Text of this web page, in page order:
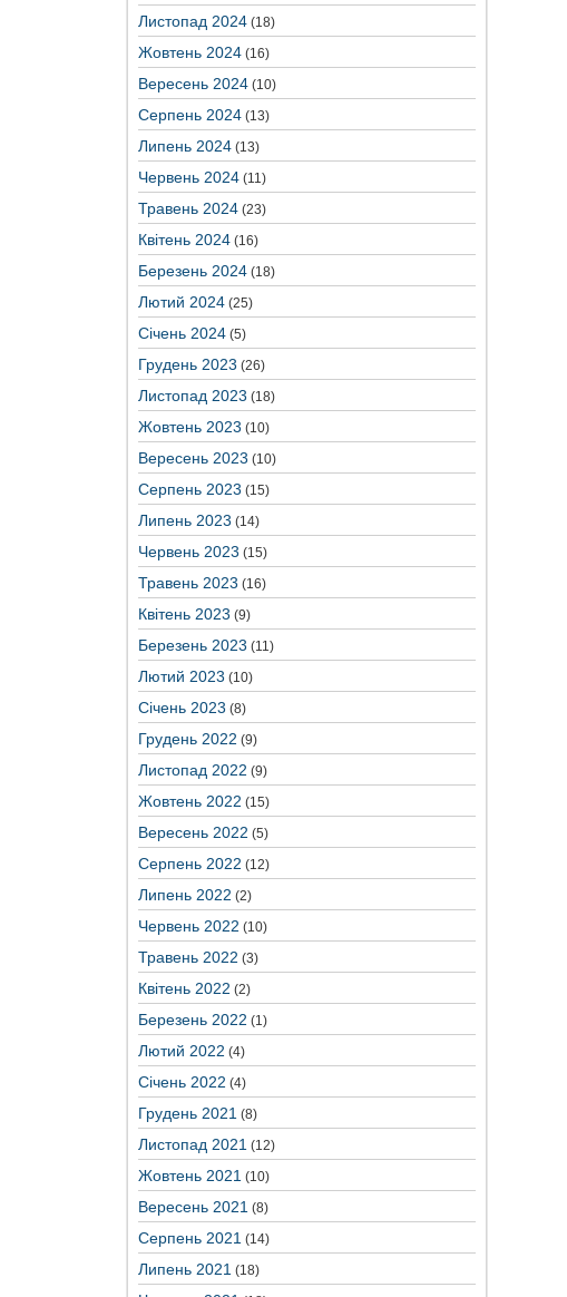
Листопад 2024(18)
Жовтень 2024(16)
Вересень 2024(10)
Серпень 2024(13)
Липень 2024(13)
Червень 2024(11)
Травень 2024(23)
Квітень 2024(16)
Березень 2024(18)
Лютий 2024(25)
Січень 2024(5)
Грудень 2023 (26)
Листопад 2023 (18)
Жовтень 2023 (10)
Вересень 2023 (10)
Серпень 2023 (15)
Липень 2023 (14)
Червень 2023 (15)
Травень 2023 (16)
Квітень 2023 (9)
Березень 2023 (11)
Лютий 2023 (10)
Січень 2023 (8)
Грудень 2022 (9)
Листопад 2022 (9)
Жовтень 2022 (15)
Вересень 2022 (5)
Серпень 2022 (12)
Липень 2022 (2)
Червень 2022 (10)
Травень 2022 (3)
Квітень 2022 (2)
Березень 2022 (1)
Лютий 2022 (4)
Січень 2022 (4)
Грудень 2021(8)
Листопад 2021(12)
Жовтень 2021(10)
Вересень 2021(8)
Серпень 2021(14)
Липень 2021(18)